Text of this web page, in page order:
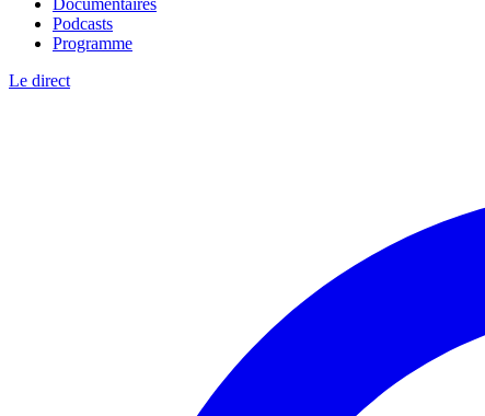
Documentaires
Podcasts
Programme
Le direct